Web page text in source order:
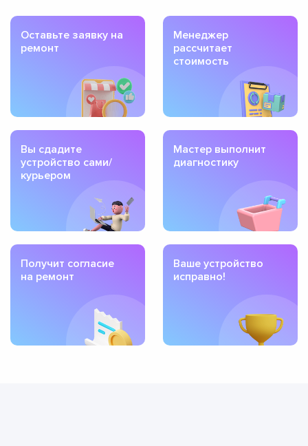
Оставьте заявку на
ремонт
Менеджер
рассчитает
стоимость
Вы сдадите
устройство сами/
курьером
Мастер выполнит
диагностику
Получит согласие
на ремонт
Ваше устройство
исправно!